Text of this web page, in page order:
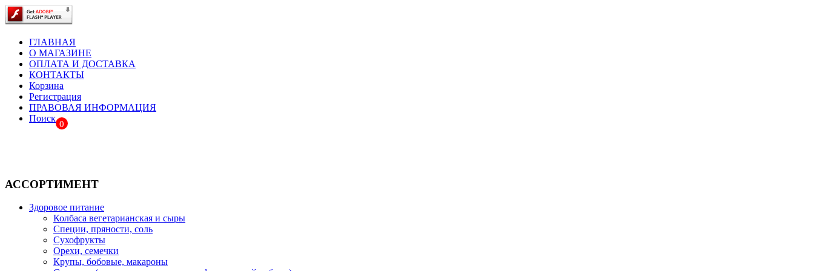
ГЛАВНАЯ
О МАГАЗИНЕ
ОПЛАТА И ДОСТАВКА
КОНТАКТЫ
Корзина
Регистрация
ПРАВОВАЯ ИНФОРМАЦИЯ
Поиск
0
АССОРТИМЕНТ
Здоровое питание
Колбаса вегетарианская и сыры
Специи, пряности, соль
Сухофрукты
Орехи, семечки
Крупы, бобовые, макароны